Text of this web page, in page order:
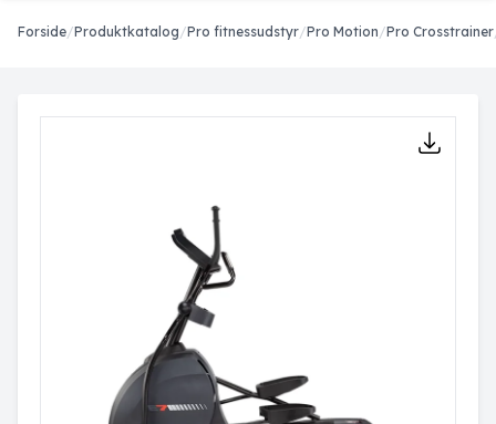
Forside/Produktkatalog/Pro fitnessudstyr/Pro Motion/Pro Crosstrainer